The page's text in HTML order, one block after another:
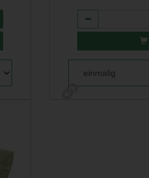
Anzahl